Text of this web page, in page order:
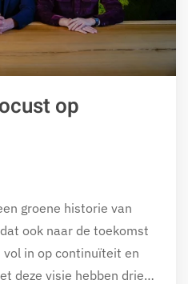
op
groene historie van
ook naar de toekomst
in op continuïteit en
deze visie hebben drie…